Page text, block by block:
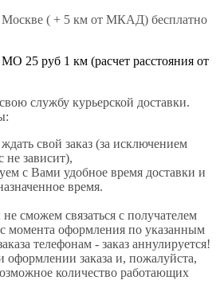
Москве ( + 5 км от МКАД) бесплатно
МО 25 руб 1 км (расчет расстояния от
службу курьерской доставки.
свой заказ (за исключением
не зависит),
с Вами удобное время доставки и
время.
сможем связаться с получателем
с момента оформления по указанным
телефонам - заказ аннулируется!
оформлении заказа и, пожалуйста,
количество работающих